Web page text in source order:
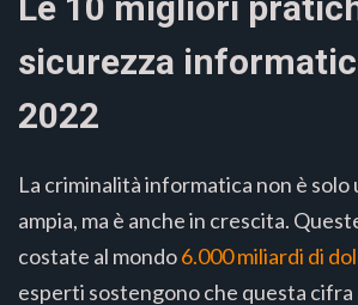
sicurezza
2022
La criminalità informatica non è solo
ampia, ma è anche in crescita.
costate al mondo6.000 miliardi di
esperti sostengono che questa